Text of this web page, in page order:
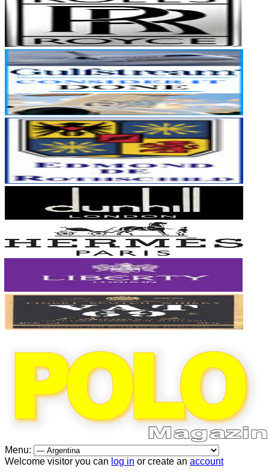
Menu:
Welcome visitor you can log in or create an account